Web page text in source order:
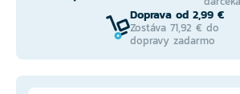
Doprava od 2,99 €
Zostáva 71,92 € do
dopravy zadarmo